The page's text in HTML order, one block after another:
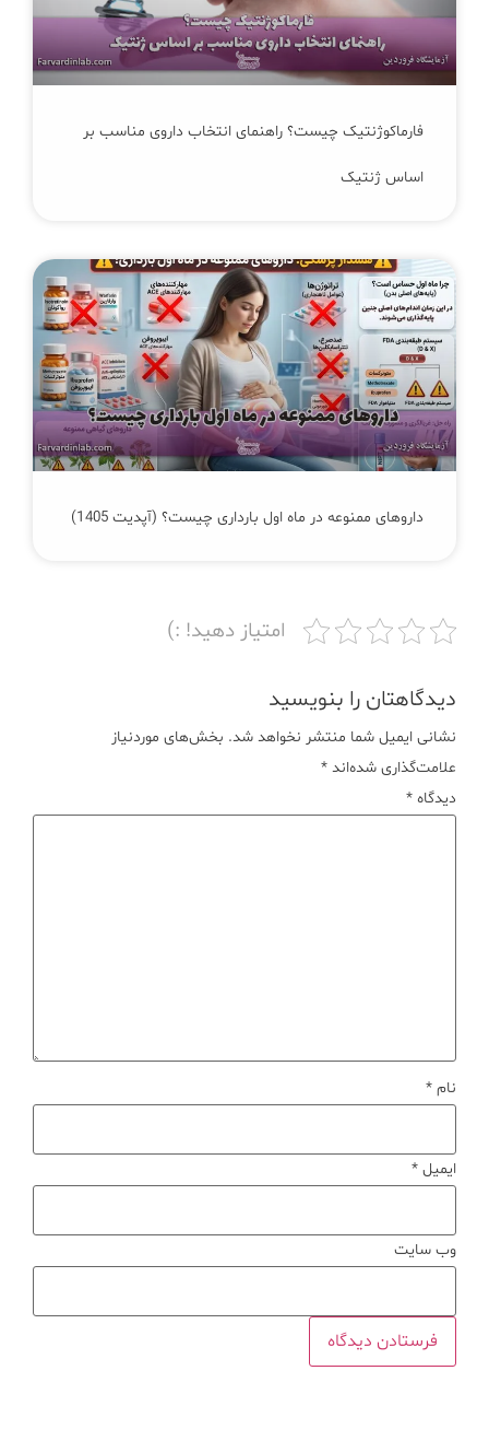
فارماکوژنتیک چیست؟ راهنمای انتخاب داروی مناسب بر
اساس ژنتیک
داروهای ممنوعه در ماه اول بارداری چیست؟ (آپدیت 1405)
امتیاز دهید! :)
دیدگاهتان را بنویسید
نشانی ایمیل شما منتشر نخواهد شد. بخش‌های موردنیاز
علامت‌گذاری شده‌اند *
دیدگاه *
نام *
ایمیل *
وب‌ سایت